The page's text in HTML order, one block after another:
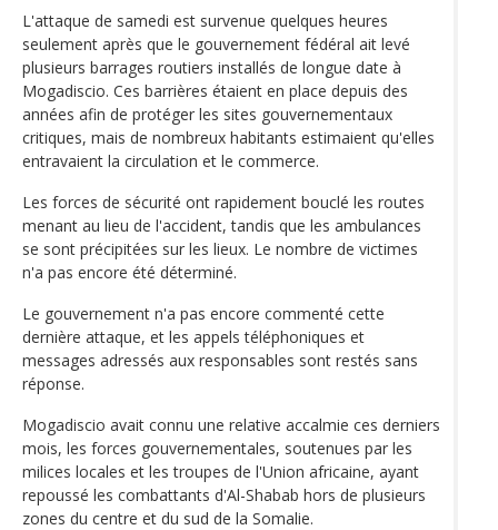
L'attaque de samedi est survenue quelques heures
seulement après que le gouvernement fédéral ait levé
plusieurs barrages routiers installés de longue date à
Mogadiscio. Ces barrières étaient en place depuis des
années afin de protéger les sites gouvernementaux
critiques, mais de nombreux habitants estimaient qu'elles
entravaient la circulation et le commerce.
Les forces de sécurité ont rapidement bouclé les routes
menant au lieu de l'accident, tandis que les ambulances
se sont précipitées sur les lieux. Le nombre de victimes
n'a pas encore été déterminé.
Le gouvernement n'a pas encore commenté cette
dernière attaque, et les appels téléphoniques et
messages adressés aux responsables sont restés sans
réponse.
Mogadiscio avait connu une relative accalmie ces derniers
mois, les forces gouvernementales, soutenues par les
milices locales et les troupes de l'Union africaine, ayant
repoussé les combattants d'Al-Shabab hors de plusieurs
zones du centre et du sud de la Somalie.